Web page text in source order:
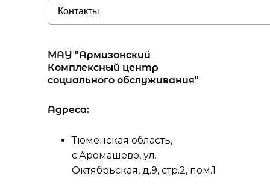
МАУ "Армизонский
Комплексный центр
социального обслуживания"
Адреса:
Тюменская область,
с.Аромашево, ул.
Октябрьская, д.9, стр.2, пом.1